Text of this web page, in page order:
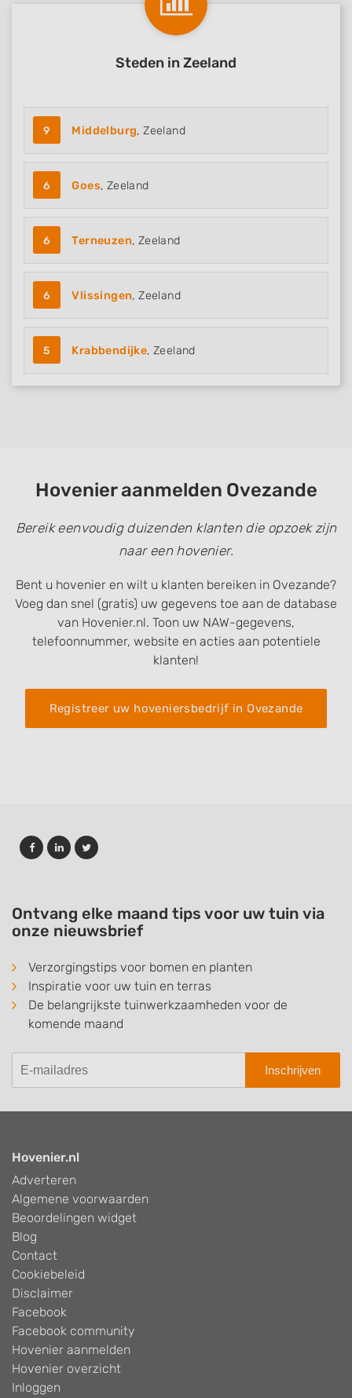
Steden in Zeeland
9 Middelburg, Zeeland
6 Goes, Zeeland
6 Terneuzen, Zeeland
6 Vlissingen, Zeeland
5 Krabbendijke, Zeeland
Hovenier aanmelden Ovezande
Bereik eenvoudig duizenden klanten die opzoek zijn
naar een hovenier.
Bent u hovenier en wilt u klanten bereiken in Ovezande?
Voeg dan snel (gratis) uw gegevens toe aan de database
van Hovenier.nl. Toon uw NAW-gegevens,
telefoonnummer, website en acties aan potentiele
klanten!
Registreer uw hoveniersbedrijf in Ovezande
Ontvang elke maand tips voor uw tuin via
onze nieuwsbrief
Verzorgingstips voor bomen en planten
Inspiratie voor uw tuin en terras
De belangrijkste tuinwerkzaamheden voor de
komende maand
Inschrijven
Hovenier.nl
Adverteren
Algemene voorwaarden
Beoordelingen widget
Blog
Contact
Cookiebeleid
Disclaimer
Facebook
Facebook community
Hovenier aanmelden
Hovenier overzicht
Inloggen